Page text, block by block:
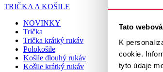
Tato
K
cookie.
tyto údaje
TRIČKA A KOŠILE
NOVINKY
Trička
Trička krátký rukáv
Polokošile
Košile dlouhý rukáv
Košile krátký rukáv